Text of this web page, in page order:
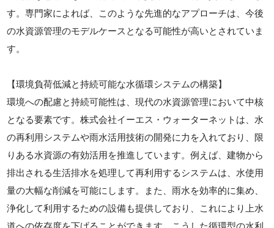
す。専門家によれば、このような先進的なアプローチは、今後
の水資源管理のモデルケースとなる可能性が高いとされていま
す。
【環境負荷低減と持続可能な水循環システムの構築】
環境への配慮と持続可能性は、現代の水資源管理において中核
となる要素です。株式会社イーエス・ウォーターネットは、水
の再利用システムや雨水活用技術の開発に力を入れており、限
りある水資源の有効活用を推進しています。例えば、建物から
排出される生活排水を処理して再利用するシステムは、水使用
量の大幅な削減を可能にします。また、雨水を効率的に集め、
浄化して利用するための設備も提供しており、これにより上水
道への依存度を下げることができます。こうした循環型の水利